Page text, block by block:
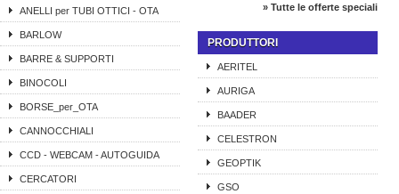
ANELLI per TUBI OTTICI - OTA
BARLOW
BARRE & SUPPORTI
BINOCOLI
BORSE_per_OTA
CANNOCCHIALI
CCD - WEBCAM - AUTOGUIDA
CERCATORI
» Tutte le offerte speciali
PRODUTTORI
AERITEL
AURIGA
BAADER
CELESTRON
GEOPTIK
GSO